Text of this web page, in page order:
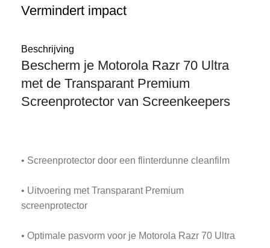
Vermindert impact
Beschrijving
Bescherm je Motorola Razr 70 Ultra
met de Transparant Premium
Screenprotector van Screenkeepers
• Screenprotector door een flinterdunne cleanfilm
• Uitvoering met Transparant Premium
screenprotector
• Optimale pasvorm voor je Motorola Razr 70 Ultra